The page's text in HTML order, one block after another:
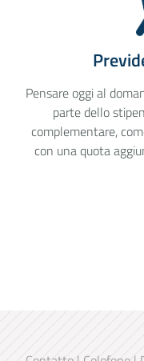
Pensare oggi al
parte dello
complementare,
con una quota